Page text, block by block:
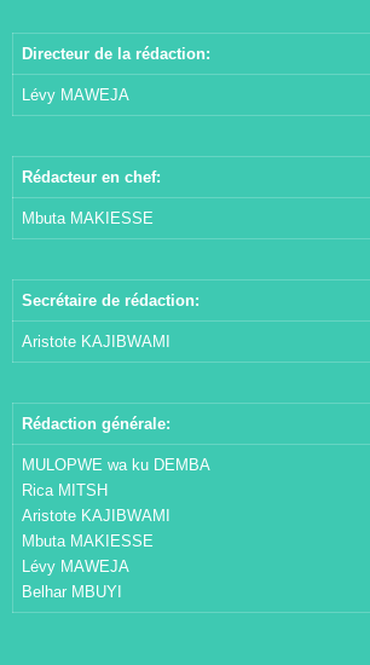
Directeur de la rédaction:
Lévy MAWEJA
Rédacteur en chef:
Mbuta MAKIESSE
Secrétaire de rédaction:
Aristote KAJIBWAMI
Rédaction générale:
MULOPWE wa ku DEMBA
Rica MITSH
Aristote KAJIBWAMI
Mbuta MAKIESSE
Lévy MAWEJA
Belhar MBUYI